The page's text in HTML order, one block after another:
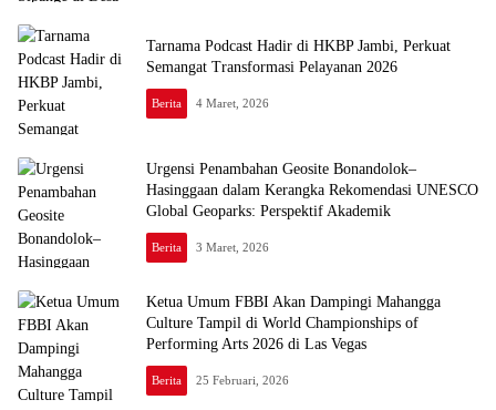
Tarnama Podcast Hadir di HKBP Jambi, Perkuat
Semangat Transformasi Pelayanan 2026
Berita 4 Maret, 2026
Urgensi Penambahan Geosite Bonandolok–
Hasinggaan dalam Kerangka Rekomendasi UNESCO
Global Geoparks: Perspektif Akademik
Berita 3 Maret, 2026
Ketua Umum FBBI Akan Dampingi Mahangga
Culture Tampil di World Championships of
Performing Arts 2026 di Las Vegas
Berita 25 Februari, 2026